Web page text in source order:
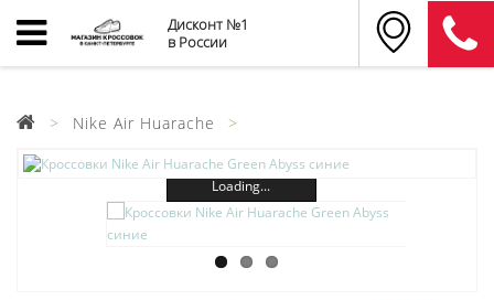
Дисконт №1
в России
Nike Air Huarache
Loading...